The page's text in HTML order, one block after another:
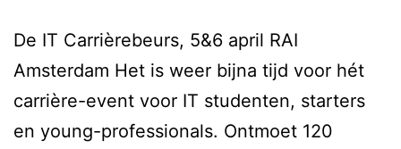
De IT Carrièrebeurs, 5&6 april RAI
Amsterdam Het is weer bijna tijd voor hét
carrière-event voor IT studenten, starters
en young-professionals. Ontmoet 120